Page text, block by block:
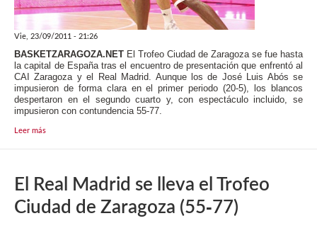
Vie, 23/09/2011 - 21:26
BASKETZARAGOZA.NET El Trofeo Ciudad de Zaragoza se fue hasta
la capital de España tras el encuentro de presentación que enfrentó al
CAI Zaragoza y el Real Madrid. Aunque los de José Luis Abós se
impusieron de forma clara en el primer periodo (20-5), los blancos
despertaron en el segundo cuarto y, con espectáculo incluido, se
impusieron con contundencia 55-77.
Leer más
El Real Madrid se lleva el Trofeo
Ciudad de Zaragoza (55-77)